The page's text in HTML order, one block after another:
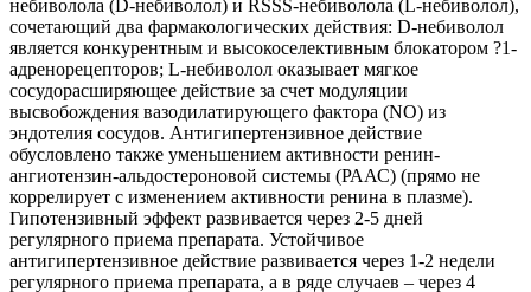
небиволола (D-небиволол) и RSSS-небиволола (L-небиволол),
сочетающий два фармакологических действия: D-небиволол
является конкурентным и высокоселективным блокатором ?1-
адренорецепторов; L-небиволол оказывает мягкое
сосудорасширяющее действие за счет модуляции
высвобождения вазодилатирующего фактора (NO) из
эндотелия сосудов. Антигипертензивное действие
обусловлено также уменьшением активности ренин-
ангиотензин-альдостероновой системы (РААС) (прямо не
коррелирует с изменением активности ренина в плазме).
Гипотензивный эффект развивается через 2-5 дней
регулярного приема препарата. Устойчивое
антигипертензивное действие развивается через 1-2 недели
регулярного приема препарата, а в ряде случаев – через 4